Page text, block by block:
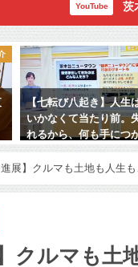
YouTube 茨
【七転び八起き】人生
いかなくて当たり前。
れるから、何も手につ
るのではないか
2022年12月1日
進展】クルマも土地も人生
】クルマも